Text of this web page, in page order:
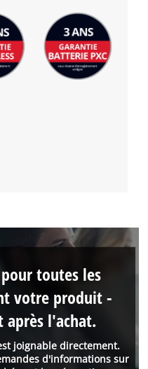
joignable directement.
d'informations sur
toutes les
votre produit -
après l'achat.